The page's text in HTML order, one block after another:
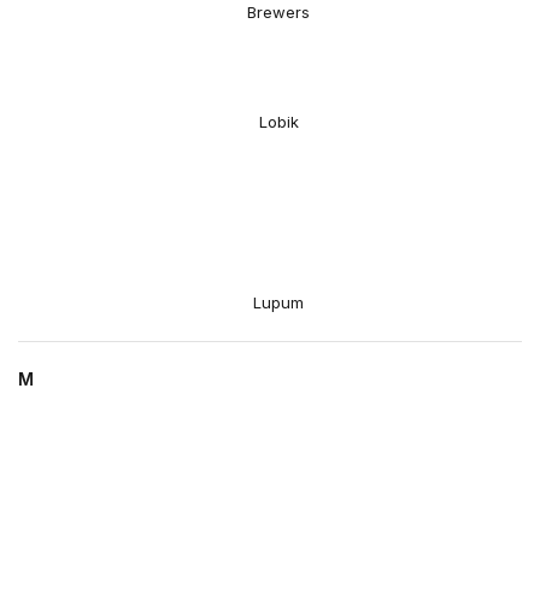
Brewers
Lobik
Lupum
M